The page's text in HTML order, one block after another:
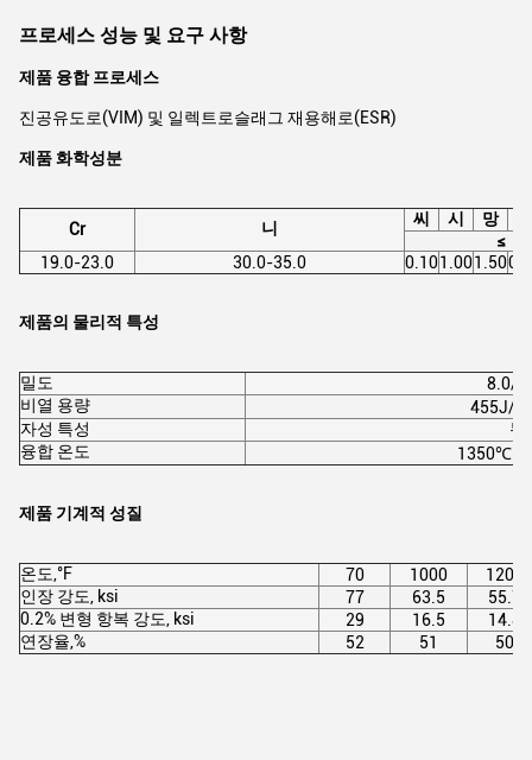
프로세스 성능 및 요구 사항
제품 융합 프로세스
진공유도로(VIM) 및 일렉트로슬래그 재용해로(ESR)
제품 화학성분
Cr 니 씨 시 망
≤
19.0-23.0
30.0-35.0 0.101.001.50
제품의 물리적 특성
밀도
8.0/
비열 용량
455J/
자성 특성
무
융합 온도
제품 기계적 성질
온도,°F 70 1000
1200
인장 강도, ksi
77 63.5
55.7
0.2% 변형 항복 강도, ksi
29 16.5
14.8
연장율,%
52 51 50